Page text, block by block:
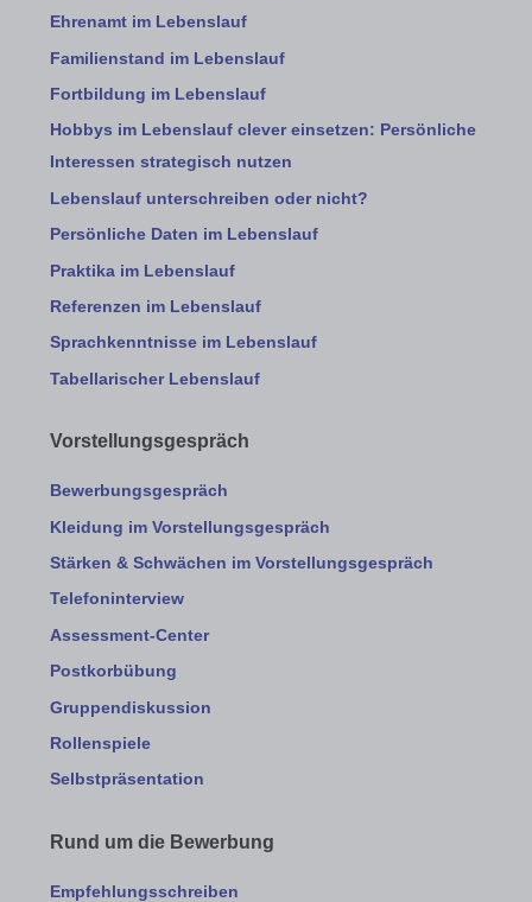
Ehrenamt im Lebenslauf
Familienstand im Lebenslauf
Fortbildung im Lebenslauf
Hobbys im Lebenslauf clever einsetzen: Persönliche
Interessen strategisch nutzen
Lebenslauf unterschreiben oder nicht?
Persönliche Daten im Lebenslauf
Praktika im Lebenslauf
Referenzen im Lebenslauf
Sprachkenntnisse im Lebenslauf
Tabellarischer Lebenslauf
Vorstellungsgespräch
Bewerbungsgespräch
Kleidung im Vorstellungsgespräch
Stärken & Schwächen im Vorstellungsgespräch
Telefoninterview
Assessment-Center
Postkorbübung
Gruppendiskussion
Rollenspiele
Selbstpräsentation
Rund um die Bewerbung
Empfehlungsschreiben